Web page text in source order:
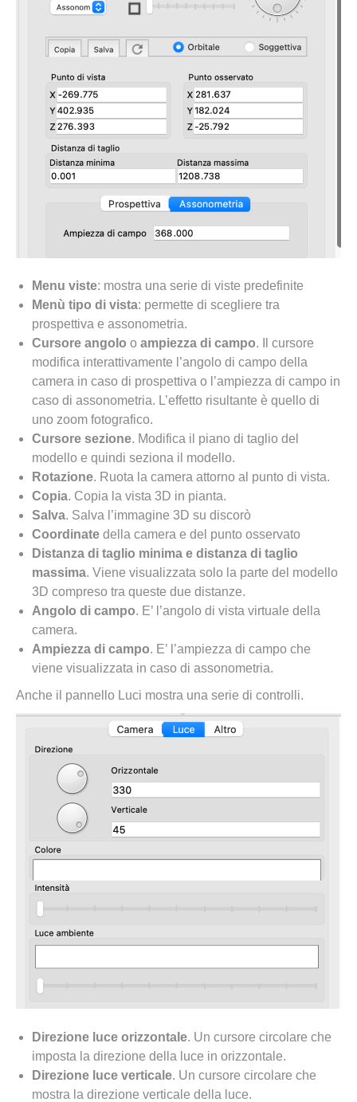
Menu viste: mostra una serie di viste predefinite
Menù tipo di vista: permette di scegliere tra
prospettiva e assonometria.
Cursore angolo o ampiezza di campo. Il cursore
modifica interattivamente l’angolo di campo della
camera in caso di prospettiva o l’ampiezza di campo in
caso di assonometria. L’effetto risultante è quello di
uno zoom fotografico.
Cursore sezione. Modifica il piano di taglio del
modello e quindi seziona il modello.
Rotazione. Ruota la camera attorno al punto di vista.
Copia. Copia la vista 3D in pianta.
Salva. Salva l’immagine 3D su discorò
Coordinate della camera e del punto osservato
Distanza di taglio minima e distanza di taglio
massima. Viene visualizzata solo la parte del modello
3D compreso tra queste due distanze.
Angolo di campo. E’ l’angolo di vista virtuale della
camera.
Ampiezza di campo. E’ l’ampiezza di campo che
viene visualizzata in caso di assonometria.
Anche il pannello Luci mostra una serie di controlli.
Direzione luce orizzontale. Un cursore circolare che
imposta la direzione della luce in orizzontale.
Direzione luce verticale. Un cursore circolare che
mostra la direzione verticale della luce.